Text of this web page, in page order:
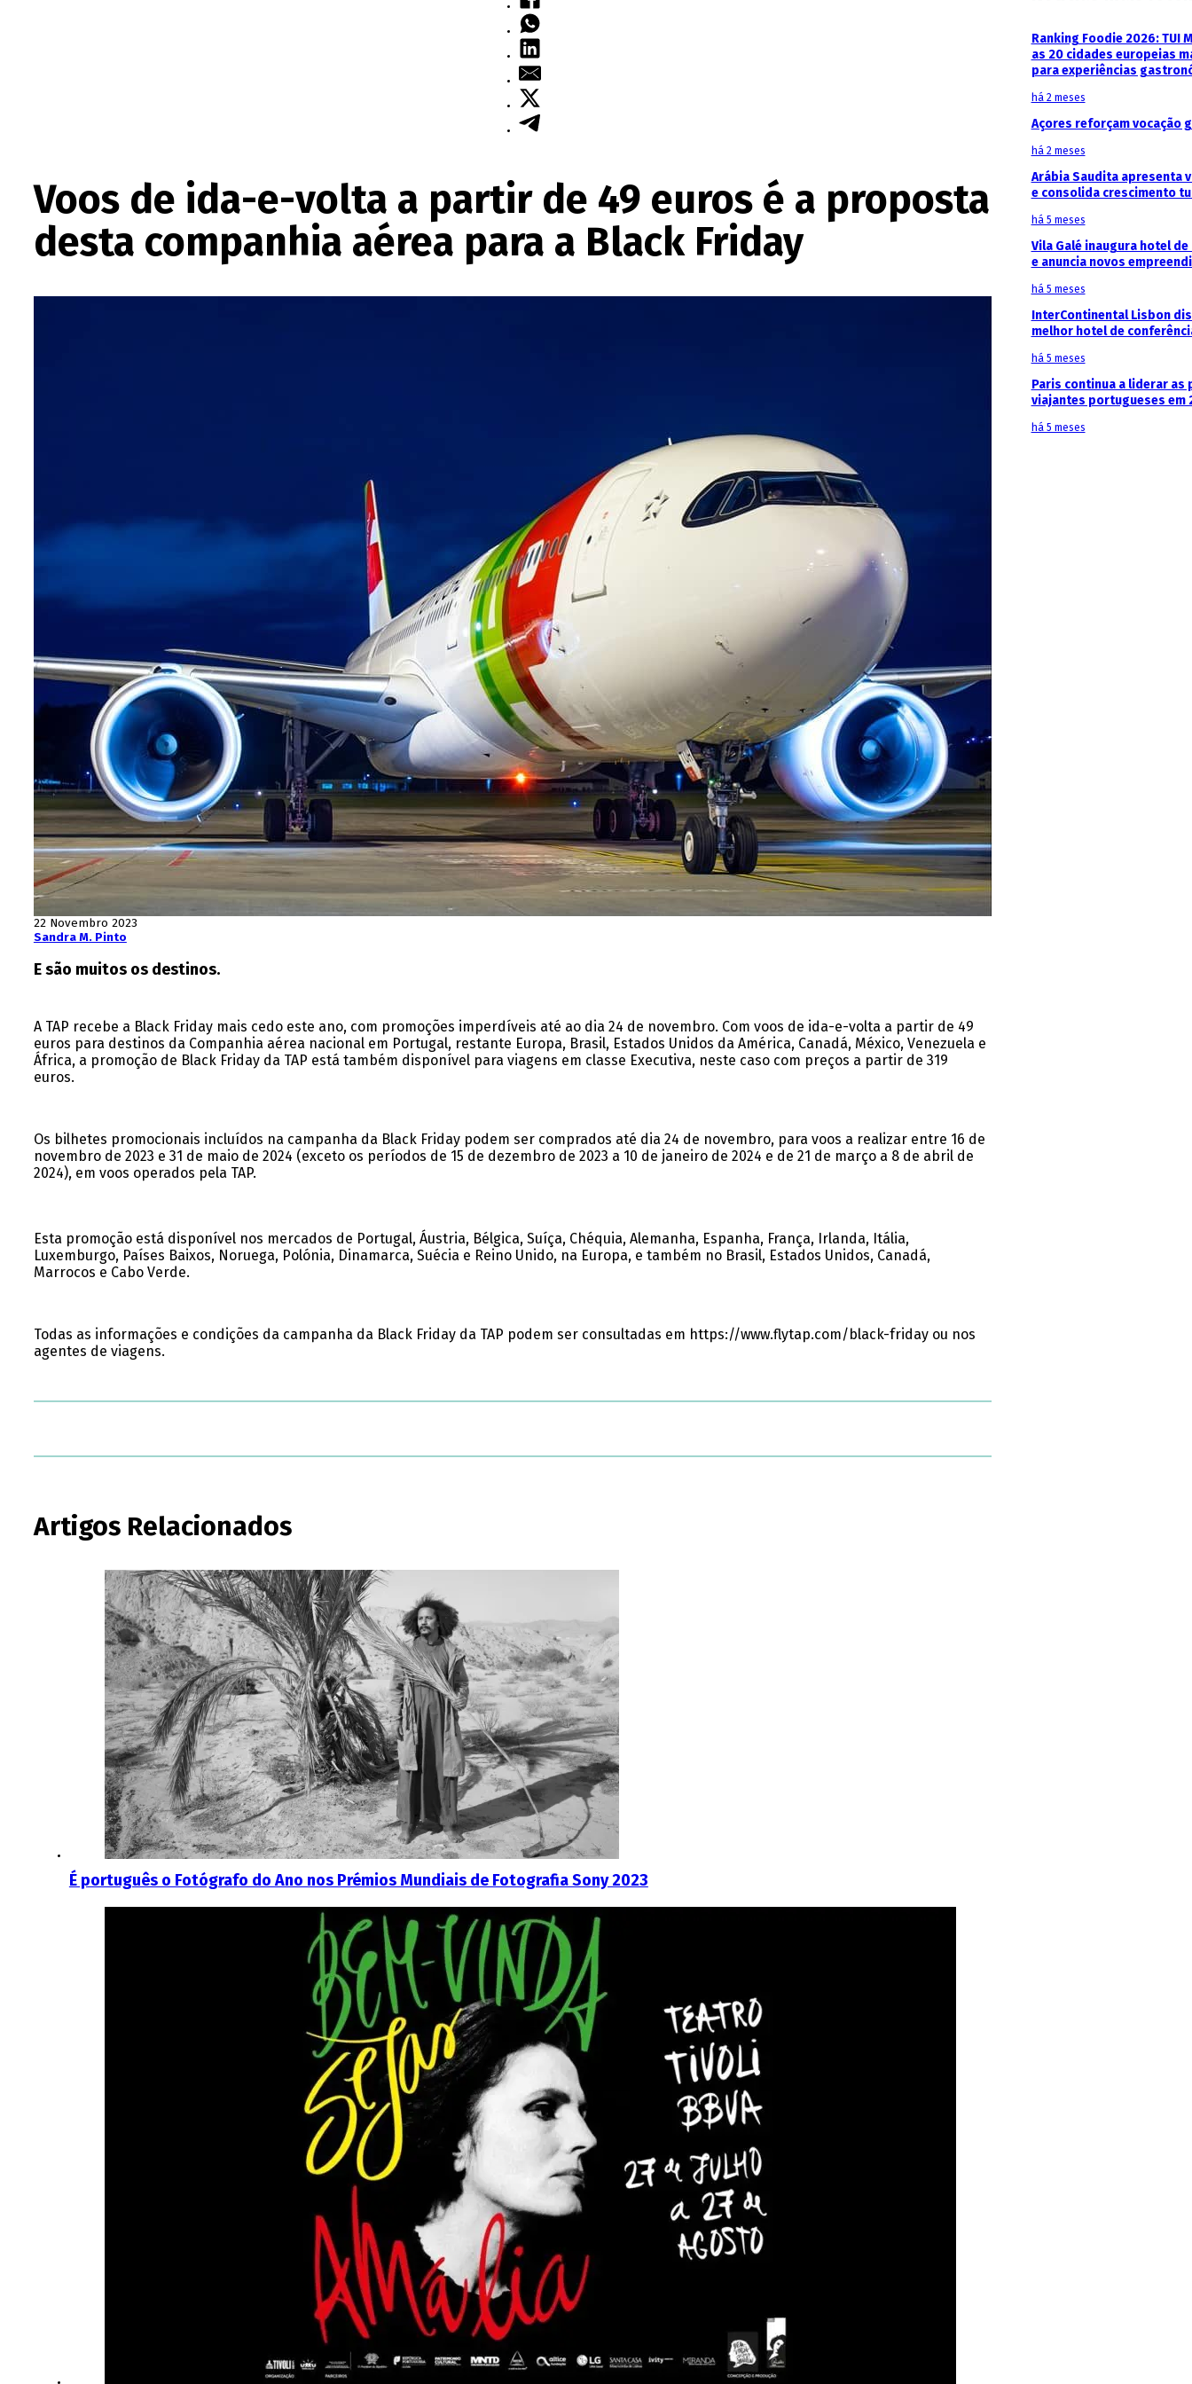
Voos de ida-e-volta a partir de 49 euros é a proposta
desta companhia aérea para a Black Friday
22 Novembro 2023
Sandra M. Pinto
E são muitos os destinos.
A TAP recebe a Black Friday mais cedo este ano, com promoções imperdíveis até ao dia 24 de novembro. Com voos de ida-e-volta a partir de 49
euros para destinos da Companhia aérea nacional em Portugal, restante Europa, Brasil, Estados Unidos da América, Canadá, México, Venezuela e
África, a promoção de Black Friday da TAP está também disponível para viagens em classe Executiva, neste caso com preços a partir de 319
euros.
Os bilhetes promocionais incluídos na campanha da Black Friday podem ser comprados até dia 24 de novembro, para voos a realizar entre 16 de
novembro de 2023 e 31 de maio de 2024 (exceto os períodos de 15 de dezembro de 2023 a 10 de janeiro de 2024 e de 21 de março a 8 de abril de
2024), em voos operados pela TAP.
Esta promoção está disponível nos mercados de Portugal, Áustria, Bélgica, Suíça, Chéquia, Alemanha, Espanha, França, Irlanda, Itália,
Luxemburgo, Países Baixos, Noruega, Polónia, Dinamarca, Suécia e Reino Unido, na Europa, e também no Brasil, Estados Unidos, Canadá,
Marrocos e Cabo Verde.
Todas as informações e condições da campanha da Black Friday da TAP podem ser consultadas em https://www.flytap.com/black-friday ou nos
agentes de viagens.
Artigos Relacionados
É português o Fotógrafo do Ano nos Prémios Mundiais de Fotografia Sony 2023
Ranking Foodie 2026: TUI
as 20 cidades europeias
para experiências
há 2 meses
Açores reforçam vocação
há 2 meses
Arábia Saudita apresenta
e consolida crescimento
há 5 meses
Vila Galé inaugura hotel de
e anuncia novos
há 5 meses
InterContinental Lisbon
melhor hotel de
há 5 meses
Paris continua a liderar as
viajantes portugueses em
há 5 meses